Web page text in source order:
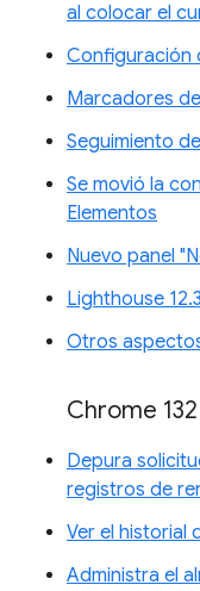
al colocar el
Configuración
Marcadores
Seguimiento
Se movió la
Elementos
Nuevo panel
Lighthouse
Otros
Chrome 132
Depura
registros de
Ver el historial
Administra el